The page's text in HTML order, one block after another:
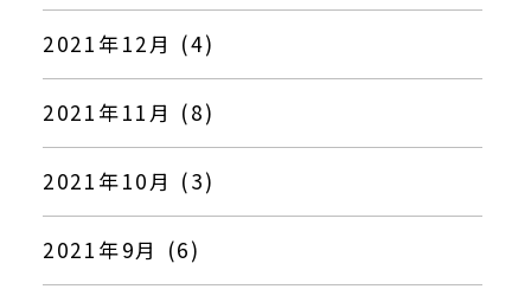
2021年12月 (4)
2021年11月 (8)
2021年10月 (3)
2021年9月 (6)